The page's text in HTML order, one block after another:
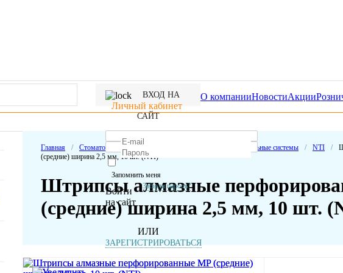
Личный кабинет
ВХОД НА
САЙТ
Запомнить меня
Забыли пароль?
Войти
на сайт
ИЛИ
ЗАРЕГИСТРИРОВАТЬСЯ
О компанииНовостиАкции
Главная / Стоматологические расходные материалы Полировальные системы / NTI /
(средние) ширина 2,5 мм, 10 шт. (NTI)
Штрипсы алмазные
(средние) ширина 2,5 мм, 10 шт.